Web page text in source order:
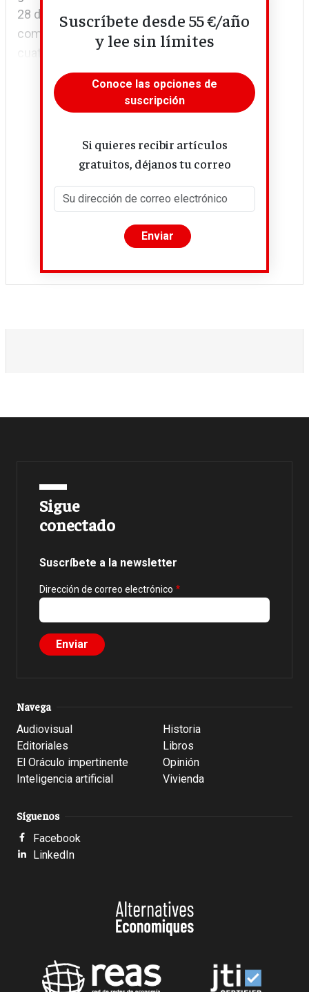
28 de febrero de 1871. Los parisinos más
combativos, que han resistido al sitio durante
cuatro meses...
Suscríbete desde 55 €/año
y lee sin límites
Conoce las opciones de
suscripción
Si quieres recibir artículos
gratuitos, déjanos tu correo
Sigue
conectado
Suscríbete a la newsletter
Dirección de correo electrónico
Navega
Audiovisual
Editoriales
El Oráculo impertinente
Inteligencia artificial
Historia
Libros
Opinión
Vivienda
Síguenos
Facebook
LinkedIn